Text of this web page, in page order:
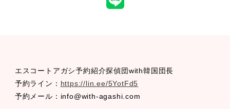
エスコートアガシ予約紹介探偵団with韓国団長
予約ライン： https://lin.ee/5YotFd5
予約メール：info@with-agashi.com